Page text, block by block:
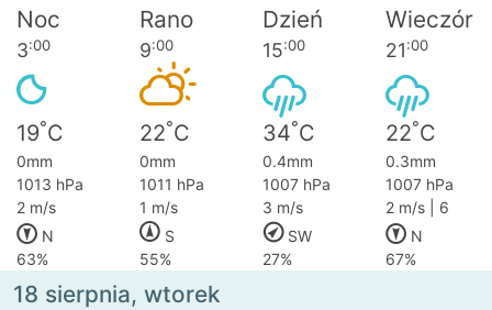
Noc Rano Dzień Wieczór
3:00 9:00 15:00 21:00
19°C 22°C 34°C 22°C
0mm 0mm 0.4mm
0.3mm
1013 hPa
1011 hPa 1007 hPa
1007 hPa
2 m/s
1 m/s 3 m/s
2 m/s | 6
N
S SW
N
63%
55% 27% 67%
18 sierpnia, wtorek